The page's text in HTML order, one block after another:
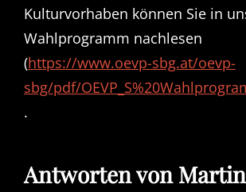
Kulturvorhaben können Sie in
Wahlprogramm nachlesen
(https://www.oevp-sbg.at/oevp-
sbg/pdf/
.
Antworten von